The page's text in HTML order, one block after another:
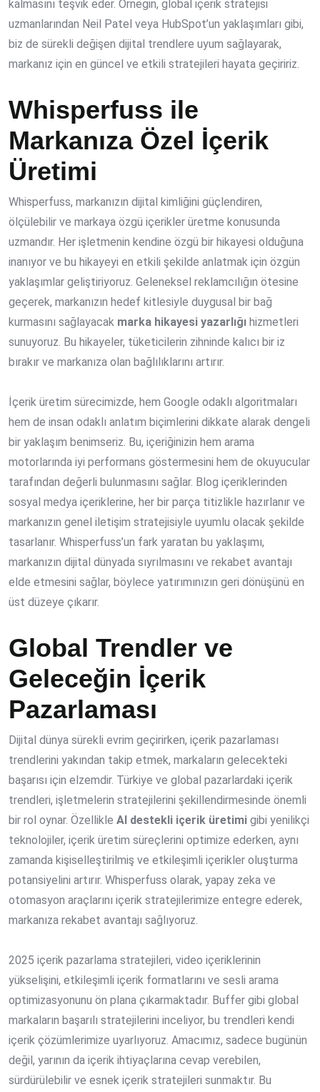
kalmasını teşvik eder. Örneğin, global içerik stratejisi
uzmanlarından Neil Patel veya HubSpot’un yaklaşımları gibi,
biz de sürekli değişen dijital trendlere uyum sağlayarak,
markanız için en güncel ve etkili stratejileri hayata geçiririz.
Whisperfuss ile
Markanıza Özel İçerik
Üretimi
Whisperfuss, markanızın dijital kimliğini güçlendiren,
ölçülebilir ve markaya özgü içerikler üretme konusunda
uzmandır. Her işletmenin kendine özgü bir hikayesi olduğuna
inanıyor ve bu hikayeyi en etkili şekilde anlatmak için özgün
yaklaşımlar geliştiriyoruz. Geleneksel reklamcılığın ötesine
geçerek, markanızın hedef kitlesiyle duygusal bir bağ
kurmasını sağlayacak marka hikayesi yazarlığı hizmetleri
sunuyoruz. Bu hikayeler, tüketicilerin zihninde kalıcı bir iz
bırakır ve markanıza olan bağlılıklarını artırır.
İçerik üretim sürecimizde, hem Google odaklı algoritmaları
hem de insan odaklı anlatım biçimlerini dikkate alarak dengeli
bir yaklaşım benimseriz. Bu, içeriğinizin hem arama
motorlarında iyi performans göstermesini hem de okuyucular
tarafından değerli bulunmasını sağlar. Blog içeriklerinden
sosyal medya içeriklerine, her bir parça titizlikle hazırlanır ve
markanızın genel iletişim stratejisiyle uyumlu olacak şekilde
tasarlanır. Whisperfuss’un fark yaratan bu yaklaşımı,
markanızın dijital dünyada sıyrılmasını ve rekabet avantajı
elde etmesini sağlar, böylece yatırımınızın geri dönüşünü en
üst düzeye çıkarır.
Global Trendler ve
Geleceğin İçerik
Pazarlaması
Dijital dünya sürekli evrim geçirirken, içerik pazarlaması
trendlerini yakından takip etmek, markaların gelecekteki
başarısı için elzemdir. Türkiye ve global pazarlardaki içerik
trendleri, işletmelerin stratejilerini şekillendirmesinde önemli
bir rol oynar. Özellikle AI destekli içerik üretimi gibi yenilikçi
teknolojiler, içerik üretim süreçlerini optimize ederken, aynı
zamanda kişiselleştirilmiş ve etkileşimli içerikler oluşturma
potansiyelini artırır. Whisperfuss olarak, yapay zeka ve
otomasyon araçlarını içerik stratejilerimize entegre ederek,
markanıza rekabet avantajı sağlıyoruz.
2025 içerik pazarlama stratejileri, video içeriklerinin
yükselişini, etkileşimli içerik formatlarını ve sesli arama
optimizasyonunu ön plana çıkarmaktadır. Buffer gibi global
markaların başarılı stratejilerini inceliyor, bu trendleri kendi
içerik çözümlerimize uyarlıyoruz. Amacımız, sadece bugünün
değil, yarının da içerik ihtiyaçlarına cevap verebilen,
sürdürülebilir ve esnek içerik stratejileri sunmaktır. Bu